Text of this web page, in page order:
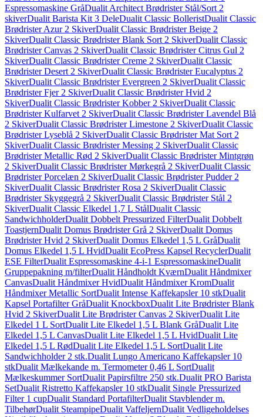
Espressomaskine GråDualit Architect Brødrister Stål/Sort 2
skiverDualit Barista Kit 3 DeleDualit Classic BolleristDualit Classic
Brødrister Azur 2 SkiverDualit Classic Brødrister Beige 2
SkiverDualit Classic Brødrister Blank Sort 2 SkiverDualit Classic
Brødrister Canvas 2 SkiverDualit Classic Brødrister Citrus Gul 2
SkiverDualit Classic Brødrister Creme 2 SkiverDualit Classic
Brødrister Desert 2 SkiverDualit Classic Brødrister Eucalyptus 2
SkiverDualit Classic Brødrister Evergreen 2 SkiverDualit Classic
Brødrister Fjer 2 SkiverDualit Classic Brødrister Hvid 2
SkiverDualit Classic Brødrister Kobber 2 SkiverDualit Classic
Brødrister Kulfarvet 2 SkiverDualit Classic Brødrister Lavendel Blå
2 SkiverDualit Classic Brødrister Limestone 2 SkiverDualit Classic
Brødrister Lyseblå 2 SkiverDualit Classic Brødrister Mat Sort 2
SkiverDualit Classic Brødrister Messing 2 SkiverDualit Classic
Brødrister Metallic Rød 2 SkiverDualit Classic Brødrister Mintgrøn
2 SkiverDualit Classic Brødrister Mørkegrå 2 SkiverDualit Classic
Brødrister Porcelæn 2 SkiverDualit Classic Brødrister Pudder 2
SkiverDualit Classic Brødrister Rosa 2 SkiverDualit Classic
Brødrister Skyggegrå 2 SkiverDualit Classic Brødrister Stål 2
SkiverDualit Classic Elkedel 1,7 L StålDualit Classic
SandwichholderDualit Dobbelt Pressurized FilterDualit Dobbelt
ToastjernDualit Domus Brødrister Grå 2 SkiverDualit Domus
Brødrister Hvid 2 SkiverDualit Domus Elkedel 1,5 L GråDualit
Domus Elkedel 1,5 L HvidDualit EcoPress Kapsel RecyclerDualit
ESE FilterDualit Espressomaskine 4-i-1 EspressomaskineDualit
Gruppepakning m/filterDualit Håndholdt KværnDualit Håndmixer
CanvasDualit Håndmixer HvidDualit Håndmixer KromDualit
Håndmixer Metallic SortDualit Intense Kaffekapsler 10 stkDualit
Kapsel Portafilter GråDualit KnockboxDualit Lite Brødrister Blank
Hvid 2 SkiverDualit Lite Brødrister Canvas 2 SkiverDualit Lite
Elkedel 1 L SortDualit Lite Elkedel 1,5 L Blank GråDualit Lite
Elkedel 1,5 L CanvasDualit Lite Elkedel 1,5 L HvidDualit Lite
Elkedel 1,5 L RødDualit Lite Elkedel 1,5 L SortDualit Lite
Sandwichholder 2 stk.Dualit Lungo Americano Kaffekapsler 10
stkDualit Mælkekande m. Termometer 0,46 L SortDualit
Mælkeskummer SortDualit Papirsfiltre 250 stk.Dualit PRO Barista
SetDualit Ristretto Kaffekapsler 10 stkDualit Single Pressurized
Filter 1 cupDualit Standard PortafilterDualit Stavblender m.
TilbehørDualit SteampipeDualit VaffeljernDualit Vedligeholdelses